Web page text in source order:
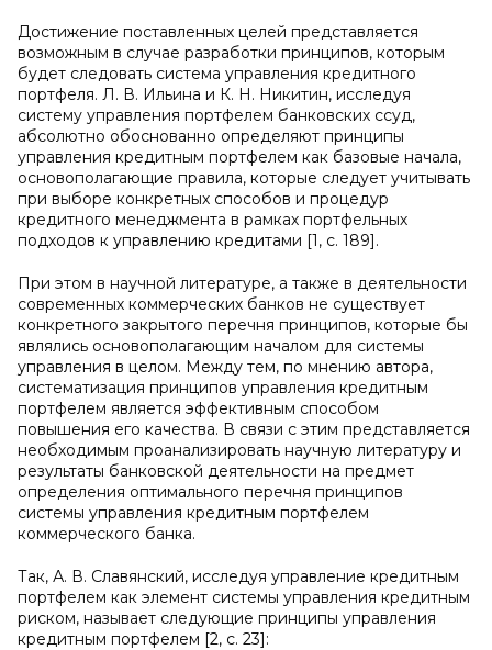
Достижение поставленных целей представляется
возможным в случае разработки принципов, которым
будет следовать система управления кредитного
портфеля. Л. В. Ильина и К. Н. Никитин, исследуя
систему управления портфелем банковских ссуд,
абсолютно обоснованно определяют принципы
управления кредитным портфелем как базовые начала,
основополагающие правила, которые следует учитывать
при выборе конкретных способов и процедур
кредитного менеджмента в рамках портфельных
подходов к управлению кредитами [1, с. 189].
При этом в научной литературе, а также в деятельности
современных коммерческих банков не существует
конкретного закрытого перечня принципов, которые бы
являлись основополагающим началом для системы
управления в целом. Между тем, по мнению автора,
систематизация принципов управления кредитным
портфелем является эффективным способом
повышения его качества. В связи с этим представляется
необходимым проанализировать научную литературу и
результаты банковской деятельности на предмет
определения оптимального перечня принципов
системы управления кредитным портфелем
коммерческого банка.
Так, А. В. Славянский, исследуя управление кредитным
портфелем как элемент системы управления кредитным
риском, называет следующие принципы управления
кредитным портфелем [2, с. 23]: